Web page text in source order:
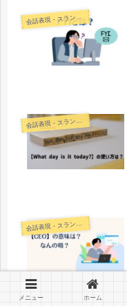
会話表現・スラング・ことわざ
会話表現・スラング・ことわざ
会話表現・スラング・ことわざ
メニュー ホーム